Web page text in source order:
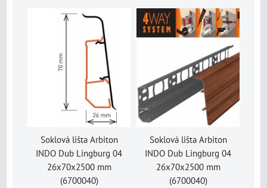
Soklová lišta Arbiton
INDO Dub Lingburg 04
26x70x2500 mm
(6700040)
Soklová lišta Arbiton
INDO Dub Lingburg 04
26x70x2500 mm
(6700040)